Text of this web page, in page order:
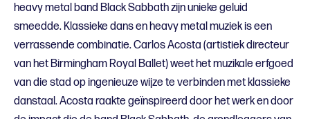
heavy metal band Black Sabbath zijn unieke geluid
smeedde. Klassieke dans en heavy metal muziek is een
verrassende combinatie. Carlos Acosta (artistiek directeur
van het Birmingham Royal Ballet) weet het muzikale erfgoed
van die stad op ingenieuze wijze te verbinden met klassieke
danstaal. Acosta raakte geïnspireerd door het werk en door